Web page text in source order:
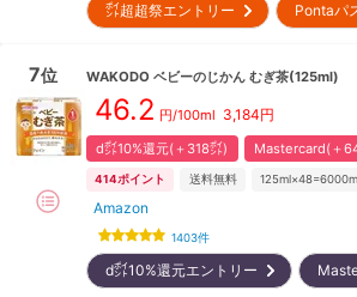
㌽超超祭エントリー Ponta
7位 WAKODO ベビーのじかん むぎ茶(125ml)
46.2 円/100ml 3,184円
d㌽10%還元(＋318㌽) Mastercard(＋
414ポイント 送料無料
Amazon
1403件
d㌽10%還元エントリー